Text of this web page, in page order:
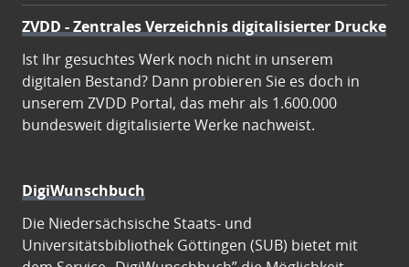
ZVDD - Zentrales Verzeichnis digitalisierter Drucke
Ist Ihr gesuchtes Werk noch nicht in unserem
digitalen Bestand? Dann probieren Sie es doch in
unserem ZVDD Portal, das mehr als 1.600.000
bundesweit digitalisierte Werke nachweist.
DigiWunschbuch
Die Niedersächsische Staats- und
Universitätsbibliothek Göttingen (SUB) bietet mit